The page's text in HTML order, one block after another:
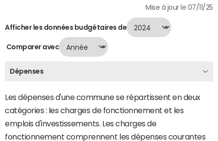
Mise à jour le 07/11/25
Afficher les données budgétaires de
Comparer avec
Dépenses
Les dépenses d'une commune se répartissent en deux
catégories : les charges de fonctionnement et les
emplois d'investissements. Les charges de
fonctionnement comprennent les dépenses courantes